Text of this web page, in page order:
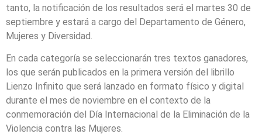
tanto, la notificación de los resultados será el martes 30 de
septiembre y estará a cargo del Departamento de Género,
Mujeres y Diversidad.
En cada categoría se seleccionarán tres textos ganadores,
los que serán publicados en la primera versión del librillo
Lienzo Infinito que será lanzado en formato físico y digital
durante el mes de noviembre en el contexto de la
conmemoración del Día Internacional de la Eliminación de la
Violencia contra las Mujeres.